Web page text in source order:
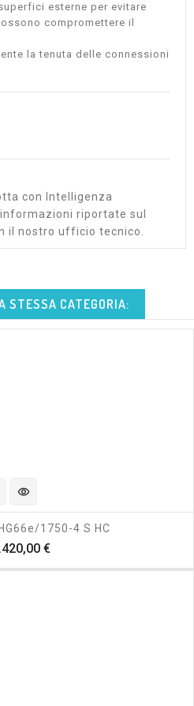
esterne per evitare
compromettere il
la tenuta delle connessioni
con Intelligenza
riportate sul
il nostro ufficio tecnico.
STESSA CATEGORIA:
visibility
1750-4 S HC
€Prezzo